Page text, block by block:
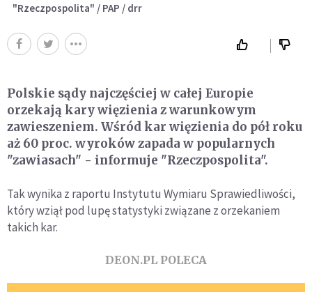
"Rzeczpospolita" / PAP / drr
Polskie sądy najczęściej w całej Europie
orzekają kary więzienia z warunkowym
zawieszeniem. Wśród kar więzienia do pół roku
aż 60 proc. wyroków zapada w popularnych
"zawiasach" - informuje "Rzeczpospolita".
Tak wynika z raportu Instytutu Wymiaru Sprawiedliwości,
który wziął pod lupę statystyki związane z orzekaniem
takich kar.
DEON.PL POLECA